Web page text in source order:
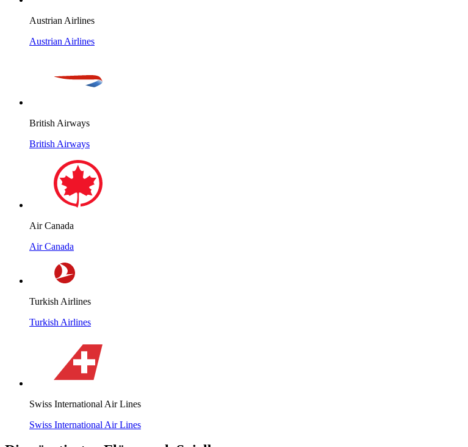
Austrian Airlines
Austrian Airlines
British Airways
British Airways
Air Canada
Air Canada
Turkish Airlines
Turkish Airlines
Swiss International Air Lines
Swiss International Air Lines